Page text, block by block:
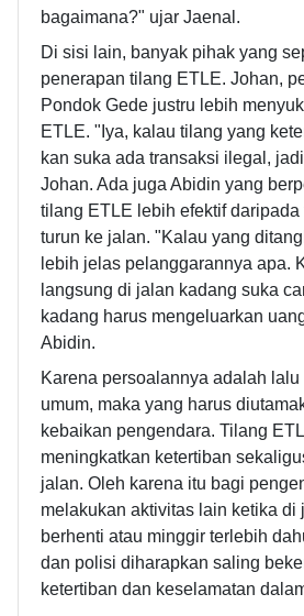
bagaimana?" ujar Jaenal.
Di sisi lain, banyak pihak yang
penerapan tilang ETLE. Johan,
Pondok Gede justru lebih
ETLE. "Iya, kalau tilang yang
kan suka ada transaksi ilegal,
Johan. Ada juga Abidin yang
tilang ETLE lebih efektif
turun ke jalan. "Kalau yang
lebih jelas pelanggarannya apa.
langsung di jalan kadang suka
kadang harus mengeluarkan
Abidin.
Karena persoalannya adalah
umum, maka yang harus
kebaikan pengendara. Tilang
meningkatkan ketertiban
jalan. Oleh karena itu bagi
melakukan aktivitas lain ketika di
berhenti atau minggir terlebih
dan polisi diharapkan saling
ketertiban dan keselamatan